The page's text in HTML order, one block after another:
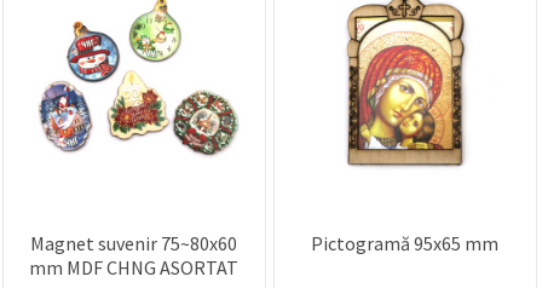
Magnet suvenir 75~80x60
mm MDF CHNG ASORTAT
Pictogramă 95x65 mm